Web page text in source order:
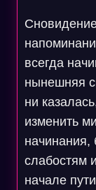
всегда
нынешняя
ни
изменить
начинания,
слабостям
начале